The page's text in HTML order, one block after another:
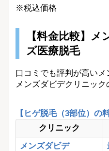
※税込価格
【料金比較】
ズ医療脱毛
口コミでも評判が高いメ
メンズダビデクリニック
【ヒゲ脱毛（3部位）の
クリニック
メンズダビデ